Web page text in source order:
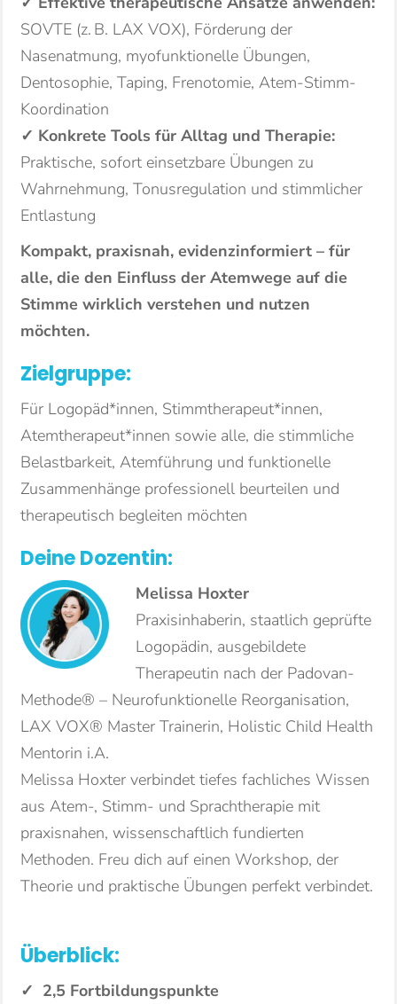
SOVTE (z. B. LAX VOX), Förderung der
Nasenatmung, myofunktionelle Übungen,
Dentosophie, Taping, Frenotomie, Atem-Stimm-
Koordination
✓ Konkrete Tools für Alltag und Therapie:
Praktische, sofort einsetzbare Übungen zu
Wahrnehmung, Tonusregulation und stimmlicher
Entlastung
Kompakt, praxisnah, evidenzinformiert – für
alle, die den Einfluss der Atemwege auf die
Stimme wirklich verstehen und nutzen
möchten.
Zielgruppe:
Für Logopäd*innen, Stimmtherapeut*innen,
Atemtherapeut*innen sowie alle, die stimmliche
Belastbarkeit, Atemführung und funktionelle
Zusammenhänge professionell beurteilen und
therapeutisch begleiten möchten
Deine Dozentin:
Melissa Hoxter
Praxisinhaberin, staatlich geprüfte
Logopädin, ausgebildete
Therapeutin nach der Padovan-
Methode® – Neurofunktionelle Reorganisation,
LAX VOX® Master Trainerin, Holistic Child Health
Mentorin i.A.
Melissa Hoxter verbindet tiefes fachliches Wissen
aus Atem-, Stimm- und Sprachtherapie mit
praxisnahen, wissenschaftlich fundierten
Methoden. Freu dich auf einen Workshop, der
Theorie und praktische Übungen perfekt verbindet.
Überblick:
✓ 2,5 Fortbildungspunkte